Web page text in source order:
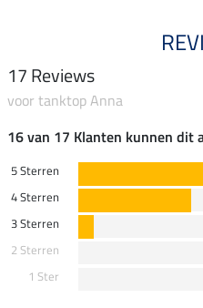
17 Reviews
voor tanktop Anna
16 van 17 Klanten kunnen dit
5 Sterren
4 Sterren
3 Sterren
2 Sterren
1 Ster